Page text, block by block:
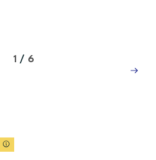
1 / 6